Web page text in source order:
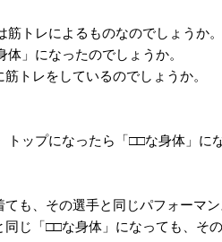
筋トレによるものなのでしょうか
」になったのでしょうか。
トレをしているのでしょうか。
トップになったら「□□な身体」に
ても、その選手と同じパフォーマ
じ「□□な身体」になっても、そ